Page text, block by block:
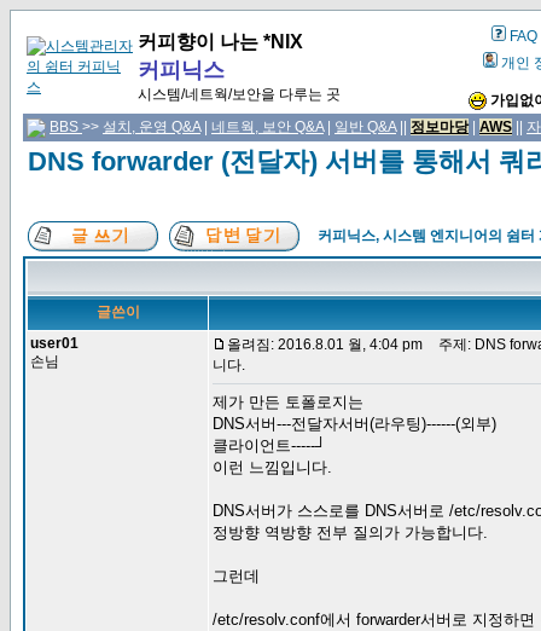
커피향이 나는 *NIX
커피닉스
시스템/네트웍/보안을 다루는 곳
FAQ
개인
가입없
BBS >> 설치, 운영 Q&A| 네트웍, 보안 Q&A| 일반 Q&A|| 정보마당| AWS
DNS forwarder (전달자) 서버를 통해서 쿼
커피닉스, 시스템 엔지니어의 쉼터
글쓴이
user01
손님
올려짐: 2016.8.01 월, 4:04 pm
주제: DNS
니다.
제가 만든 토폴로지는
DNS서버---전달자서버(라우팅)------(외부)
클라이언트-----┘
이런 느낌입니다.
DNS서버가 스스로를 DNS서버로 /etc/
정방향 역방향 전부 질의가 가능합니다.
그런데
/etc/resolv.conf에서 forwarder서버로 지정하